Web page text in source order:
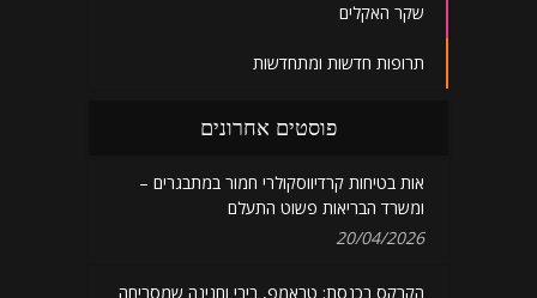
שקר האקלים
תרופות חדשות ומתחדשות
פוסטים אחרונים
אות בטיחות קרדיווסקולרי חמור במתבגרים –
ומשרד הבריאות פשוט התעלם
20/04/2026
הקרקס בכנסת: טראמפ, ביבי וחנינה שמסריחה